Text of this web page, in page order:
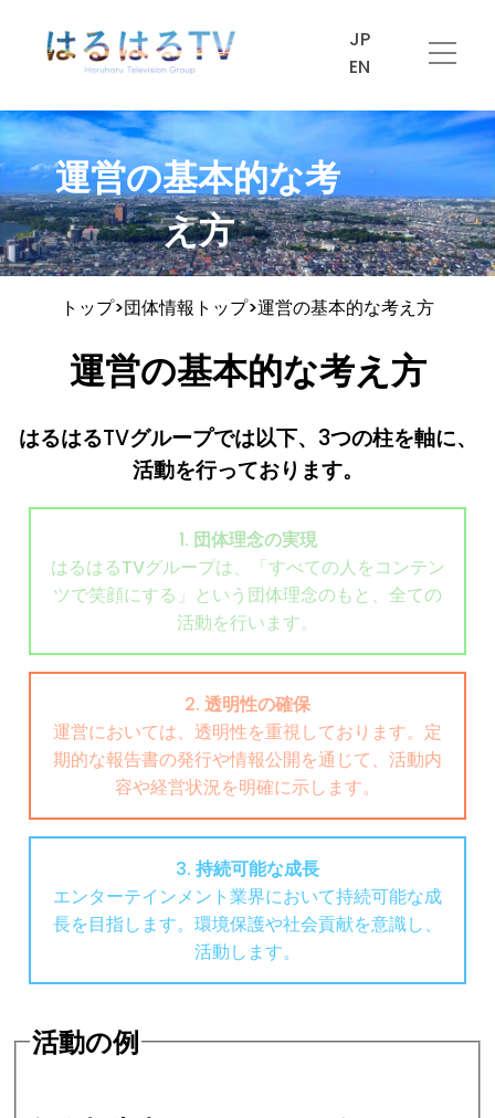
JP
EN
運営の基本的な考
え方
トップ>団体情報トップ>運営の基本的な考え方
運営の基本的な考え方
はるはるTVグループでは以下、3つの柱を軸に、
活動を行っております。
1. 団体理念の実現
はるはるTVグループは、「すべての人をコンテン
ツで笑顔にする」という団体理念のもと、全ての
活動を行います。
2. 透明性の確保
運営においては、透明性を重視しております。定
期的な報告書の発行や情報公開を通じて、活動内
容や経営状況を明確に示します。
3. 持続可能な成長
エンターテインメント業界において持続可能な成
長を目指します。環境保護や社会貢献を意識し、
活動します。
活動の例